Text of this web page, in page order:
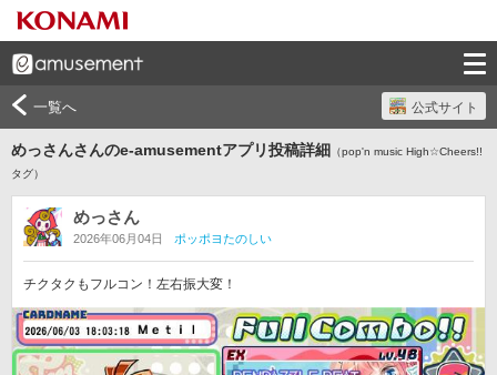
一覧へ 公式サイト
めっさんさんのe-amusementアプリ投稿詳細 （pop'n music High☆Cheers!!
タグ）
めっさん
2026年06月04日 ポッポヨたのしい
チクタクもフルコン！左右振大変！